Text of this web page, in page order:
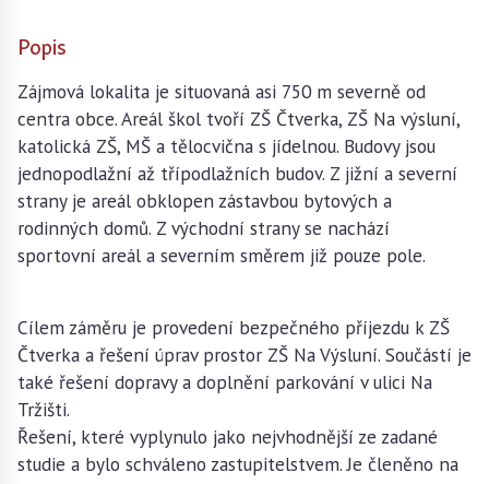
Popis
Zájmová lokalita je situovaná asi 750 m severně od
centra obce. Areál škol tvoří ZŠ Čtverka, ZŠ Na výsluní,
katolická ZŠ, MŠ a tělocvična s jídelnou. Budovy jsou
jednopodlažní až třípodlažních budov. Z jižní a severní
strany je areál obklopen zástavbou bytových a
rodinných domů. Z východní strany se nachází
sportovní areál a severním směrem již pouze pole.
Cílem záměru je provedení bezpečného příjezdu k ZŠ
Čtverka a řešení úprav prostor ZŠ Na Výsluní. Součástí je
také řešení dopravy a doplnění parkování v ulici Na
Tržišti.
Řešení, které vyplynulo jako nejvhodnější ze zadané
studie a bylo schváleno zastupitelstvem. Je členěno na